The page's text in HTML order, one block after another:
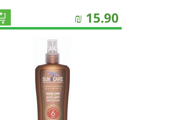
15.90
₪